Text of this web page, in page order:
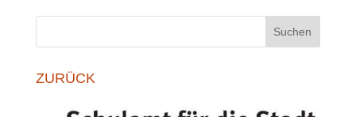
Suchen
ZURÜCK